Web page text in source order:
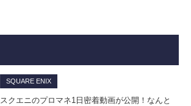
SQUARE ENIX
スクエニのプロマネ1日密着動画が公開！なんと